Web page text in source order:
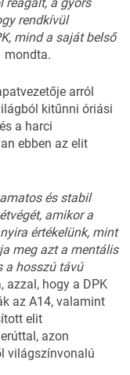
rendkívül
mind a saját belső
arról
kitűnni óriási
a harci
ebben az elit
és stabil
amikor a
értékelünk, mint
meg azt a mentális
a hosszú távú
hogy a DPK
az A14, valamint
elit
azon
világszínvonalú